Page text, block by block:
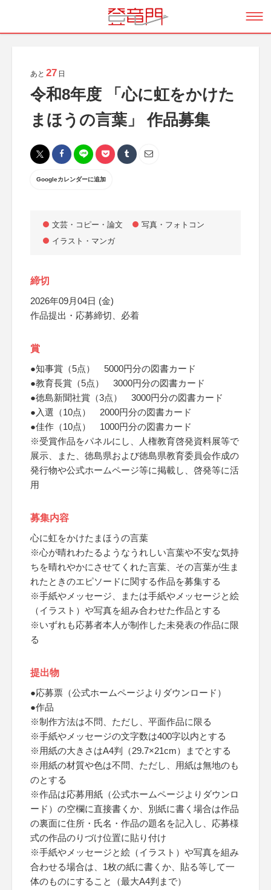
あと 27 日
令和8年度 「心に虹をかけた
まほうの言葉」 作品募集
Googleカレンダーに追加
文芸・コピー・論文
写真・フォトコン
イラスト・マンガ
締切
2026年09月04日 (金)
作品提出・応募締切、必着
賞
●知事賞（5点） 5000円分の図書カード
●教育長賞（5点） 3000円分の図書カード
●徳島新聞社賞（3点） 3000円分の図書カード
●入選（10点） 2000円分の図書カード
●佳作（10点） 1000円分の図書カード
※受賞作品をパネルにし、人権教育啓発資料展等で
展示、また、徳島県および徳島県教育委員会作成の
発行物や公式ホームページ等に掲載し、啓発等に活
用
募集内容
心に虹をかけたまほうの言葉
※心が晴れわたるようなうれしい言葉や不安な気持
ちを晴れやかにさせてくれた言葉、その言葉が生ま
れたときのエピソードに関する作品を募集する
※手紙やメッセージ、または手紙やメッセージと絵
（イラスト）や写真を組み合わせた作品とする
※いずれも応募者本人が制作した未発表の作品に限
る
提出物
●応募票（公式ホームページよりダウンロード）
●作品
※制作方法は不問、ただし、平面作品に限る
※手紙やメッセージの文字数は400字以内とする
※用紙の大きさはA4判（29.7×21cm）までとする
※用紙の材質や色は不問、ただし、用紙は無地のも
のとする
※作品は応募用紙（公式ホームページよりダウンロ
ード）の空欄に直接書くか、別紙に書く場合は作品
の裏面に住所・氏名・作品の題名を記入し、応募様
式の作品のりづけ位置に貼り付け
※手紙やメッセージと絵（イラスト）や写真を組み
合わせる場合は、1枚の紙に書くか、貼る等して一
体のものにすること（最大A4判まで）